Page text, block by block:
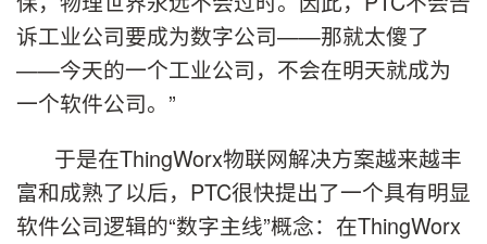
诉工业公司要成为数字公司——那就太傻了
——今天的一个工业公司，不会在明天就成为
一个软件公司。”
于是在ThingWorx物联网解决方案越来越丰
富和成熟了以后，PTC很快提出了一个具有明显
软件公司逻辑的“数字主线”概念：在ThingWorx